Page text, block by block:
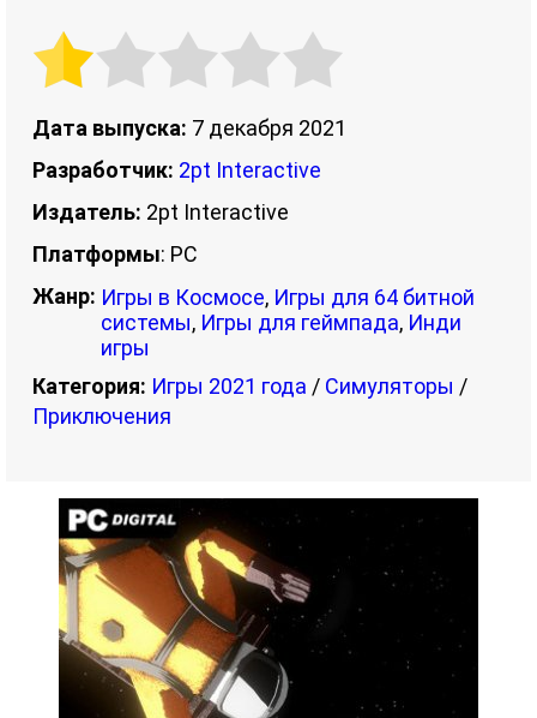
Дата выпуска: 7 декабря 2021
Разработчик: 2pt Interactive
Издатель: 2pt Interactive
Платформы: PC
Жанр: Игры в Космосе, Игры для 64 битной
системы, Игры для геймпада, Инди
игры
Категория: Игры 2021 года / Симуляторы /
Приключения